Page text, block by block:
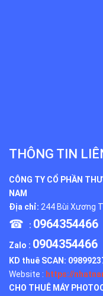
THÔNG TIN
CÔNG TY CỔ PHẦN
NAM
Địa chỉ: 244 Bùi Xương
☎ : 0964354466
Zalo : 0904354466
KD thuê SCAN:
Website : https://
CHO THUÊ MÁY